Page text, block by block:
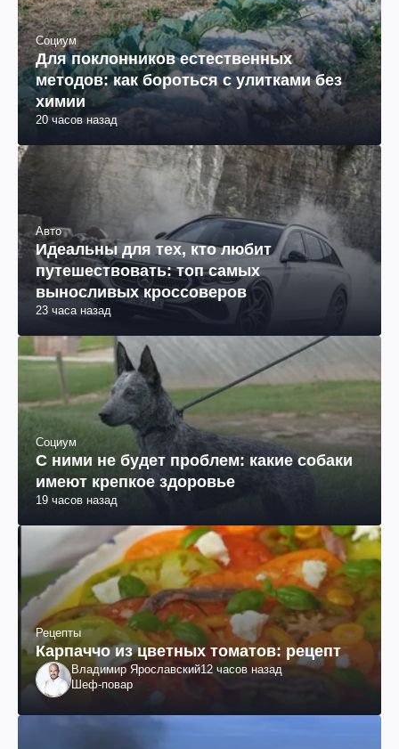
Социум
Для поклонников естественных
методов: как бороться с улитками без
химии
20 часов назад
Авто
Идеальны для тех, кто любит
путешествовать: топ самых
выносливых кроссоверов
23 часа назад
Социум
С ними не будет проблем: какие собаки
имеют крепкое здоровье
19 часов назад
Рецепты
Карпаччо из цветных томатов: рецепт
Владимир Ярославский12 часов назад
Шеф-повар